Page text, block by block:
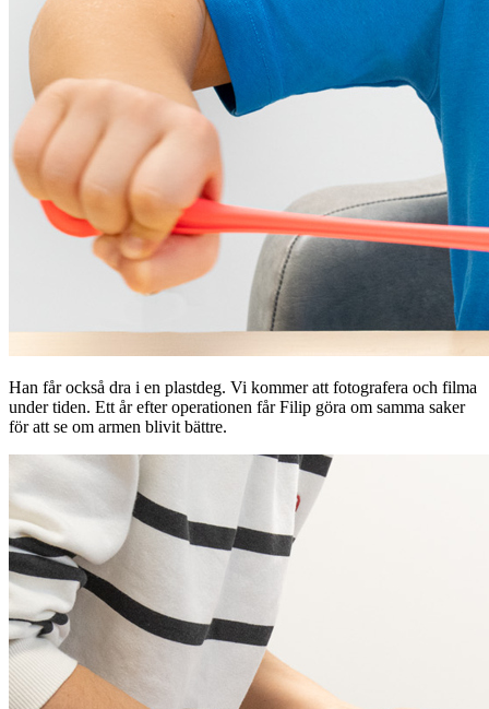
Han får också dra i en plastdeg. Vi kommer att fotografera och filma
under tiden. Ett år efter operationen får Filip göra om samma saker
för att se om armen blivit bättre.